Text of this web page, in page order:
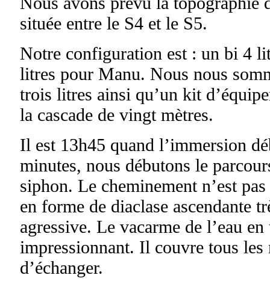
située entre le S4 et le S5.
Notre configuration est : un bi 4
litres pour Manu. Nous nous
trois litres ainsi qu’un kit
la cascade de vingt mètres.
Il est 13h45 quand l’immersion
minutes, nous débutons le
siphon. Le cheminement n’est
en forme de diaclase ascendante
agressive. Le vacarme de l’eau
impressionnant. Il couvre tous les
d’échanger.